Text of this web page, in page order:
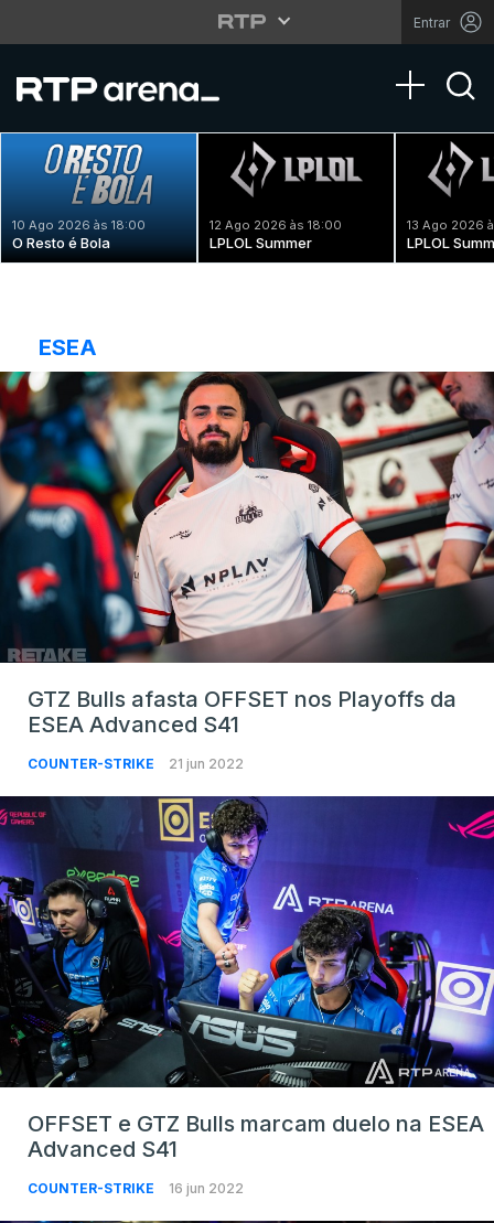
Entrar
Toggle
10 Ago 2026 às 18:00
O Resto é Bola
12 Ago 2026 às 18:00
LPLOL Summer
13 Ago 2026
LPLOL
ESEA
GTZ Bulls afasta OFFSET nos Playoffs da
ESEA Advanced S41
COUNTER-STRIKE 21 jun 2022
OFFSET e GTZ Bulls marcam duelo na ESEA
Advanced S41
COUNTER-STRIKE 16 jun 2022